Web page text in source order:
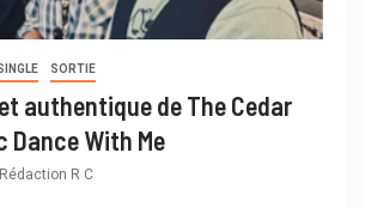
SORTIE
authentique de The Cedar
Dance With Me
Rédaction R C